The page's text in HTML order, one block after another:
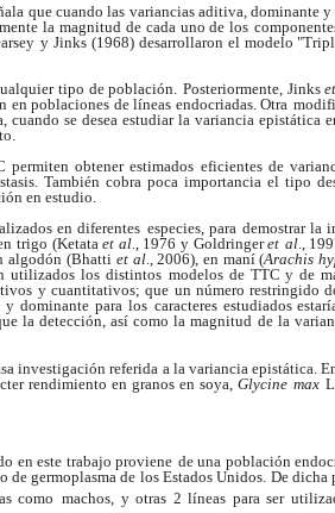
que cuando las variancias aditiva, dominante y
la magnitud de cada uno de los
y Jinks (1968) desarrollaron el modelo
tipo de población. Posteriormente, Jinks
en poblaciones de líneas endocriadas. Otra
cuando se desea estudiar la variancia epistática
permiten obtener estimados eficientes de
También cobra poca importancia el tipo
en estudio.
en diferentes especies, para demostrar la
trigo (Ketataet al., 1976 y Goldringeret al.,
algodón (Bhatti et al., 2006), en maní (Arachis
utilizados los distintos modelos de TTC y de
y cuantitativos; que un número restringido
y dominante para los caracteres estudiados
la detección, así como la magnitud de la
investigación referida a la variancia epistática.
rendimiento en granos en soya,Glycine max
en este trabajo proviene de una población
de germoplasma de los Estados Unidos. De dicha
como machos, y otras 2 líneas para ser